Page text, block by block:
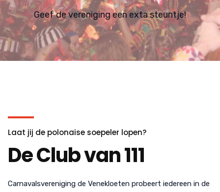
Geef de vereniging een exta steuntje!
Laat jij de polonaise soepeler lopen?
De Club van 111
Carnavalsvereniging de Venekloeten probeert iedereen in de